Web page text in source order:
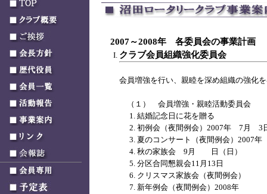
2007～2008年 各委員会の事業計画
クラブ会員組織強化委員会
会員増強を行い、親睦を深め組織の強化
（１） 会員増強・親睦活動委員会
結婚記念日に花を贈る
初例会（夜間例会）2007年 7月 3
夏のコンサート（夜間例会）
秋の家族会 9月 日（日）
分区合同懇親会11月13日
クリスマス家族会（夜間例会）
新年例会（夜間例会）2008年